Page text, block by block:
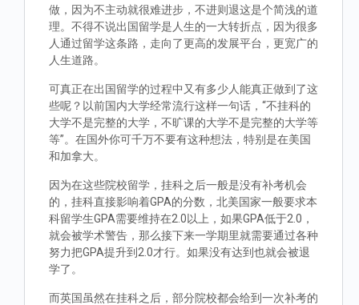
做，因为不主动就很难进步，不进则退这是个简浅的道
理。不得不说出国留学是人生的一大转折点，因为很多
人通过留学这条路，走向了更高的发展平台，更宽广的
人生道路。
可真正在出国留学的过程中又有多少人能真正做到了这
些呢？以前国内大学经常流行这样一句话，“不挂科的
大学不是完整的大学，不旷课的大学不是完整的大学等
等”。在国外你可千万不要有这种想法，特别是在美国
和加拿大。
因为在这些院校留学，挂科之后一般是没有补考机会
的，挂科直接影响着GPA的分数，北美国家一般要求本
科留学生GPA需要维持在2.0以上，如果GPA低于2.0，
就会被学术警告，那么接下来一学期里就需要通过各种
努力把GPA提升到2.0才行。如果没有达到也就会被退
学了。
而英国虽然在挂科之后，部分院校都会给到一次补考的